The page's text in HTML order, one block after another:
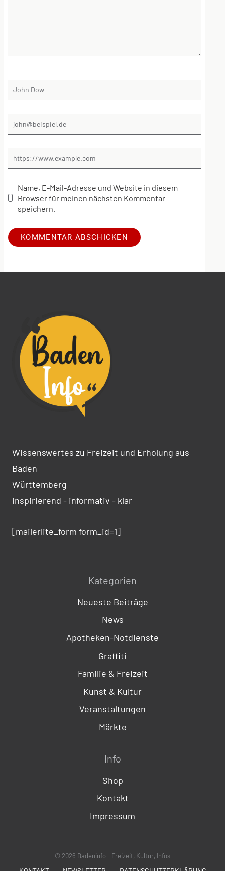
Name, E-Mail-Adresse und Website in diesem
Browser für meinen nächsten Kommentar
speichern.
Wissenswertes zu Freizeit und Erholung aus
Baden
Württemberg
inspirierend - informativ - klar
[mailerlite_form form_id=1]
Kategorien
Neueste Beiträge
News
Apotheken-Notdienste
Graffiti
Familie & Freizeit
Kunst & Kultur
Veranstaltungen
Märkte
Info
Shop
Kontakt
Impressum
© 2026 Badeninfo - Freizeit, Kultur, Infos